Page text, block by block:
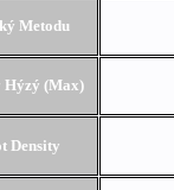
Metodu
Hýzý (Max)
Density